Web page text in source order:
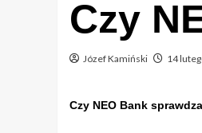
Czy
Józef Kamiński 14
Czy NEO Bank